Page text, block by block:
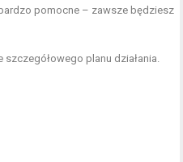
pomocne – zawsze będziesz
szczegółowego planu działania.